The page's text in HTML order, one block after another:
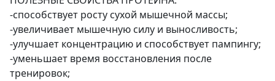
-способствует росту сухой мышечной массы;
-увеличивает мышечную силу и выносливость;
-улучшает концентрацию и способствует пампингу;
-уменьшает время восстановления после
тренировок;